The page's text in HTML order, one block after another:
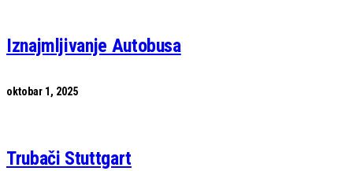
Iznajmljivanje Autobusa
oktobar 1, 2025
Trubači Stuttgart